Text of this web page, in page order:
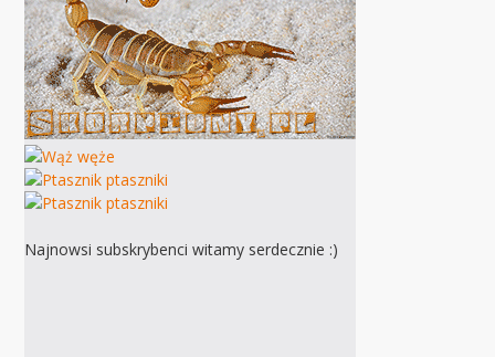
Najnowsi subskrybenci witamy serdecznie :)